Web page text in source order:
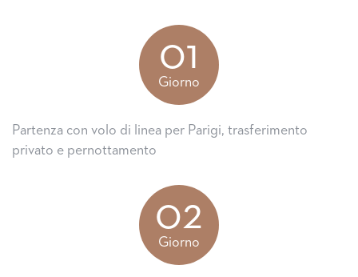
01
Giorno
Partenza con volo di linea per Parigi, trasferimento
privato e pernottamento
02
Giorno